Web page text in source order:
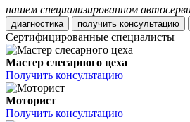
нашем специализированном
диагностика получить консультацию
Сертифицированные специалисты
Мастер слесарного цеха
Получить консультацию
Моторист
Получить консультацию